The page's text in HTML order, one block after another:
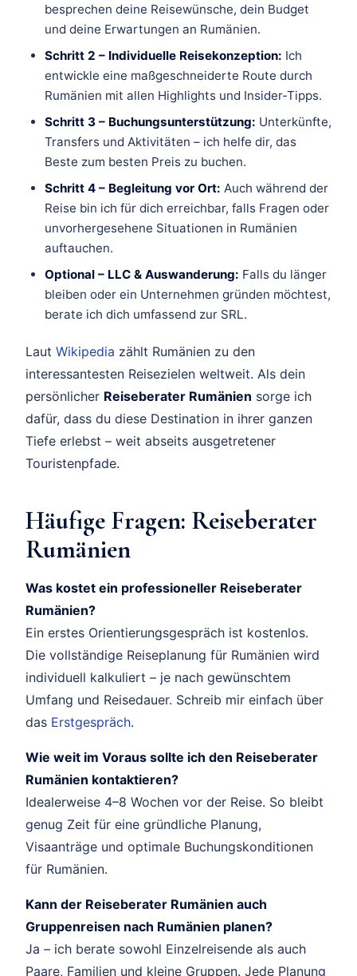
besprechen deine Reisewünsche, dein Budget
und deine Erwartungen an Rumänien.
Schritt 2 – Individuelle Reisekonzeption: Ich
entwickle eine maßgeschneiderte Route durch
Rumänien mit allen Highlights und Insider-Tipps.
Schritt 3 – Buchungsunterstützung: Unterkünfte,
Transfers und Aktivitäten – ich helfe dir, das
Beste zum besten Preis zu buchen.
Schritt 4 – Begleitung vor Ort: Auch während der
Reise bin ich für dich erreichbar, falls Fragen oder
unvorhergesehene Situationen in Rumänien
auftauchen.
Optional – LLC & Auswanderung: Falls du länger
bleiben oder ein Unternehmen gründen möchtest,
berate ich dich umfassend zur SRL.
Laut Wikipedia zählt Rumänien zu den
interessantesten Reisezielen weltweit. Als dein
persönlicher Reiseberater Rumänien sorge ich
dafür, dass du diese Destination in ihrer ganzen
Tiefe erlebst – weit abseits ausgetretener
Touristenpfade.
Häufige Fragen: Reiseberater
Rumänien
Was kostet ein professioneller Reiseberater
Rumänien?
Ein erstes Orientierungsgespräch ist kostenlos.
Die vollständige Reiseplanung für Rumänien wird
individuell kalkuliert – je nach gewünschtem
Umfang und Reisedauer. Schreib mir einfach über
das Erstgespräch.
Wie weit im Voraus sollte ich den Reiseberater
Rumänien kontaktieren?
Idealerweise 4–8 Wochen vor der Reise. So bleibt
genug Zeit für eine gründliche Planung,
Visaanträge und optimale Buchungskonditionen
für Rumänien.
Kann der Reiseberater Rumänien auch
Gruppenreisen nach Rumänien planen?
Ja – ich berate sowohl Einzelreisende als auch
Paare, Familien und kleine Gruppen. Jede Planung